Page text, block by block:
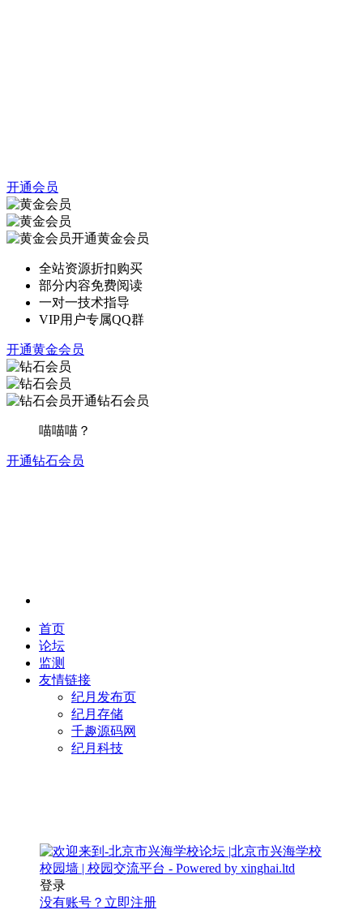
开通会员
开通黄金会员
全站资源折扣购买
部分内容免费阅读
一对一技术指导
VIP用户专属QQ群
开通黄金会员
开通钻石会员
喵喵喵？
开通钻石会员
首页
论坛
监测
友情链接
纪月发布页
纪月存储
千趣源码网
纪月科技
登录
没有账号？立即注册